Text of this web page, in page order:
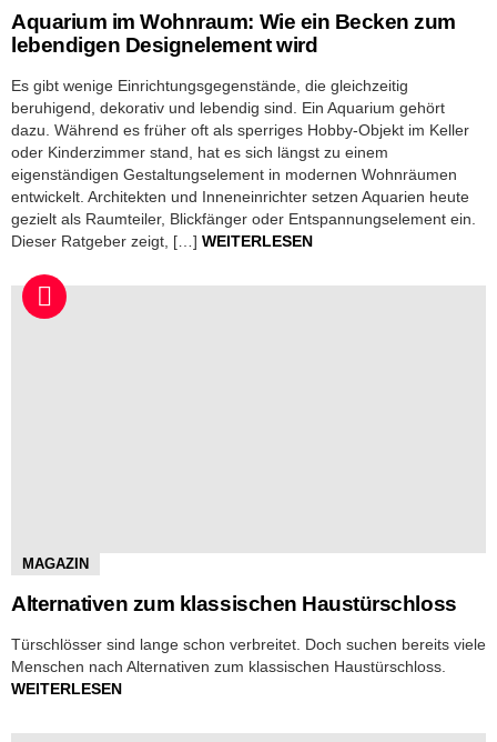
Aquarium im Wohnraum: Wie ein Becken zum
lebendigen Designelement wird
Es gibt wenige Einrichtungsgegenstände, die gleichzeitig
beruhigend, dekorativ und lebendig sind. Ein Aquarium gehört
dazu. Während es früher oft als sperriges Hobby-Objekt im Keller
oder Kinderzimmer stand, hat es sich längst zu einem
eigenständigen Gestaltungselement in modernen Wohnräumen
entwickelt. Architekten und Inneneinrichter setzen Aquarien heute
gezielt als Raumteiler, Blickfänger oder Entspannungselement ein.
Dieser Ratgeber zeigt, […] WEITERLESEN
MAGAZIN
Alternativen zum klassischen Haustürschloss
Türschlösser sind lange schon verbreitet. Doch suchen bereits viele
Menschen nach Alternativen zum klassischen Haustürschloss.
WEITERLESEN